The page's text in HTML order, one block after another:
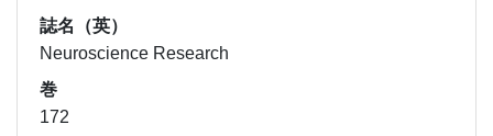
誌名（英）
Neuroscience Research
巻
172